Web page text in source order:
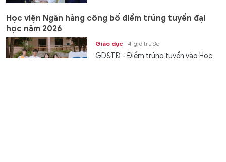
Học viện Ngân hàng công bố điểm trúng tuyển đại
học năm 2026
Giáo dục 4 giờ trước
GD&TĐ - Điểm trúng tuyển vào Học